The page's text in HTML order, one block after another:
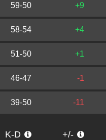
59-50 +9
58-54 +4
51-50 +1
46-47 -1
39-50 -11
K-D +/-